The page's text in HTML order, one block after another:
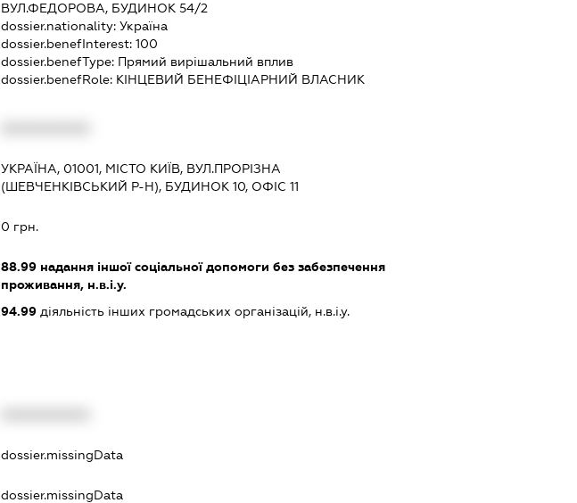
ВУЛ.ФЕДОРОВА, БУДИНОК 54/2
dossier.nationality: Україна
dossier.benefInterest: 100
dossier.benefType: Прямий вирішальний вплив
dossier.benefRole: КІНЦЕВИЙ БЕНЕФІЦІАРНИЙ ВЛАСНИК
УКРАЇНА, 01001, МІСТО КИЇВ, ВУЛ.ПРОРІЗНА
(ШЕВЧЕНКІВСЬКИЙ Р-Н), БУДИНОК 10, ОФІС 11
0 грн.
88.99надання іншої соціальної допомоги без забезпечення
проживання, н.в.і.у.
94.99діяльність інших громадських організацій, н.в.і.у.
dossier.missingData
dossier.missingData